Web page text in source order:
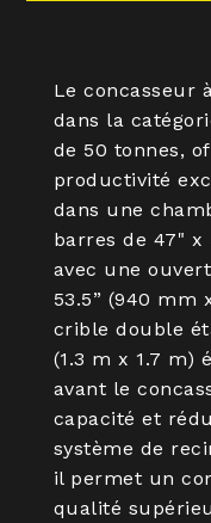
Le concasseur
dans la
de 50 tonnes,
productivité
dans une
barres de 47" x
avec une
53.5” (940 mm
crible double
(1.3 m x 1.7 m)
avant le
capacité et
système de
il permet un
qualité